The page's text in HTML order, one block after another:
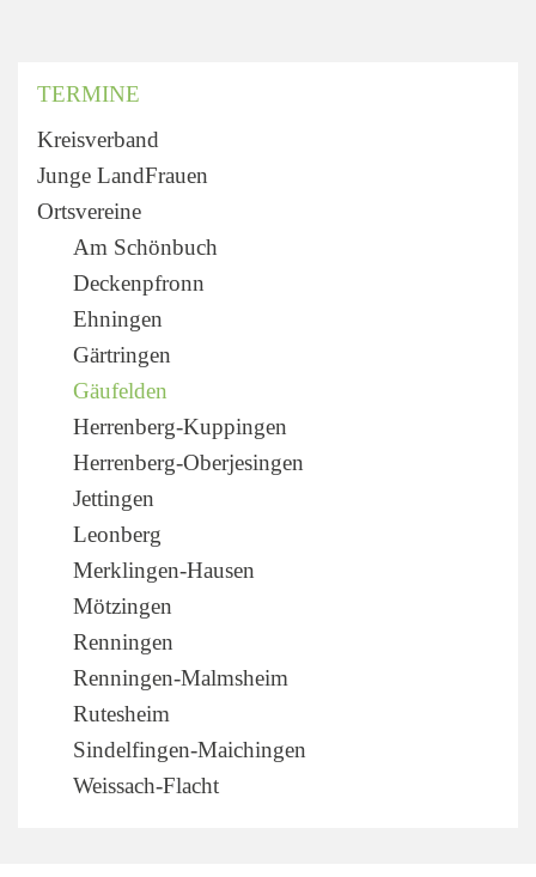
TERMINE
Kreisverband
Junge LandFrauen
Ortsvereine
Am Schönbuch
Deckenpfronn
Ehningen
Gärtringen
Gäufelden
Herrenberg-Kuppingen
Herrenberg-Oberjesingen
Jettingen
Leonberg
Merklingen-Hausen
Mötzingen
Renningen
Renningen-Malmsheim
Rutesheim
Sindelfingen-Maichingen
Weissach-Flacht